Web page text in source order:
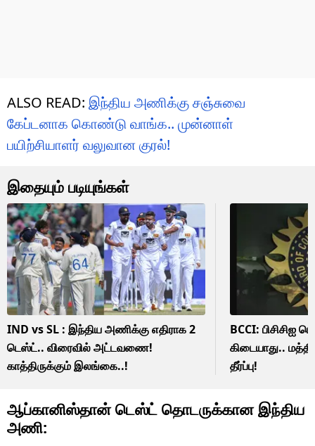
ALSO READ: இந்திய அணிக்கு சஞ்சுவை
கேப்டனாக கொண்டு வாங்க.. முன்னாள்
பயிற்சியாளர் வலுவான குரல்!
இதையும் படியுங்கள்
IND vs SL : இந்திய அணிக்கு எதிராக 2
டெஸ்ட்.. விரைவில் அட்டவணை!
காத்திருக்கும் இலங்கை..!
BCCI: பிசிசிஐ
கிடையாது..
தீர்ப்பு!
ஆப்கானிஸ்தான் டெஸ்ட் தொடருக்கான இந்திய
அணி: